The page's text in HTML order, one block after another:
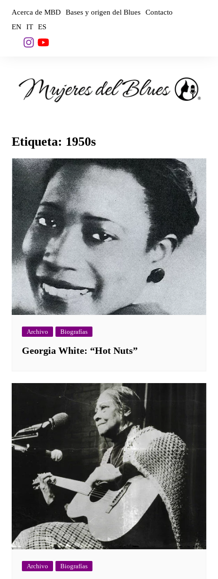
contenido
Acerca de MBD Bases y origen del Blues
Contacto
EN
IT ES
Etiqueta: 1950s
Archivo Biografías
Georgia White: “Hot Nuts”
Archivo Biografías